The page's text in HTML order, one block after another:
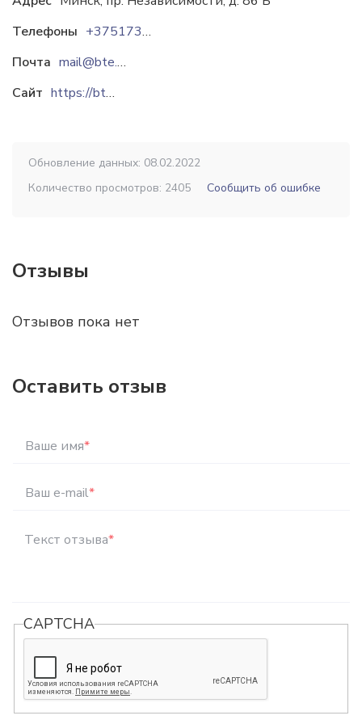
Телефоны
+37517358-83-83
Почта
mail@bte.by
Сайт
https://bte.by
Обновление данных: 08.02.2022
Количество просмотров: 2405
Сообщить об ошибке
Отзывы
Отзывов пока нет
Оставить отзыв
Ваше имя*
Ваш e-mail*
Текст отзыва*
CAPTCHA